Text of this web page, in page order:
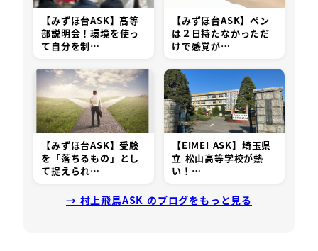
【みずほ台ASK】高等
部説明会！環境を使っ
て自分を制…
【みずほ台ASK】ペン
は２日持たなかっただ
けで感覚が…
【みずほ台ASK】受験
を「落ちるもの」とし
て捉えられ…
【EIMEI ASK】埼玉県
立 松山高等学校が熱
い！…
→ 村上飛鳥ASK のブログをもっと見る